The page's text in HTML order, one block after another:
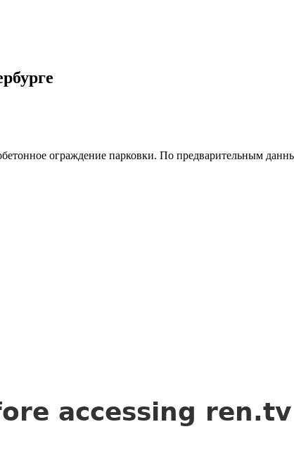
ограждение парковки. По предварительным